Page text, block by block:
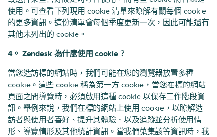
使用。可查看下列現用 cookie 清單來瞭解有關每個 cookie
的更多資訊。這份清單會每個季度更新一次，因此可能還有
其他未列出的 cookie。
4。 Zendesk 為什麼使用 cookie？
當您造訪標的網站時，我們可能在您的瀏覽器放置多種
cookie。這些 cookie 稱為第一方 cookie，當您在標的網站
頁面之間導覽時，必須啟用這種 cookie 以保存工作階段資
訊。舉例來說，我們在標的網站上使用 cookie，以瞭解造
訪者與使用者喜好、提升其體驗、以及追蹤並分析使用情
形、導覽情形及其他統計資訊。當我們蒐集該等資訊時，我